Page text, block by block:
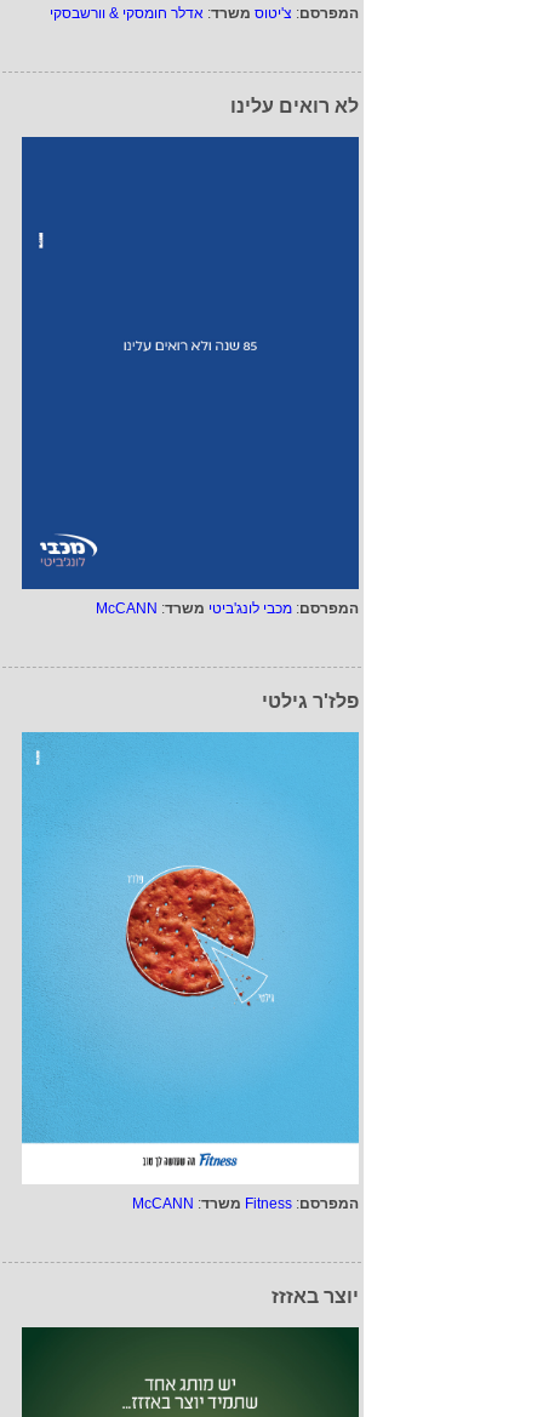
המפרסם: צ'יטוס משרד: אדלר חומסקי & וורשבסקי
לא רואים עלינו
המפרסם: מכבי לונג'ביטי משרד:
McCANN
פלז'ר גילטי
המפרסם:
Fitness משרד:
McCANN
יוצר באזזז